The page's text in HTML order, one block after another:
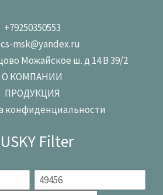
+79250350553
msk@yandex.ru
Можайское ш. д 14 В 39/2
О КОМПАНИИ
ПРОДУКЦИЯ
конфиденциальности
Filter